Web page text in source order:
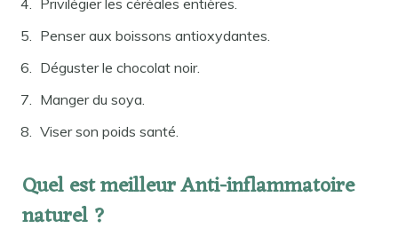
Penser aux boissons antioxydantes.
Déguster le chocolat noir.
Manger du soya.
Viser son poids santé.
Quel est meilleur Anti-inflammatoire
naturel ?